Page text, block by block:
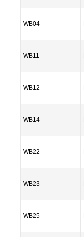
WB04
WB11
WB12
WB14
WB22
WB23
WB25